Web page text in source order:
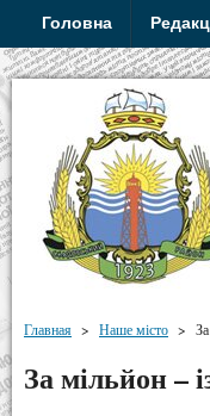
Головна
Главная > Наше місто >
За мільйон –